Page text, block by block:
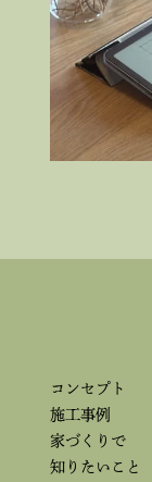
コンセプト
施工事例
家づくりで
知りたいこと